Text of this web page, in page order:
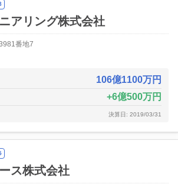
アリング株式会社
番地7
106億1100万円
6億500万円
決算日: 2019/03/31
ス株式会社